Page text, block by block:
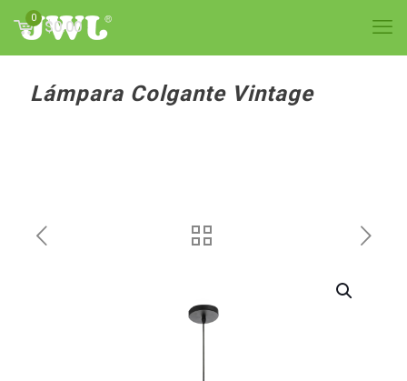
0
$0.00
Lámpara Colgante Vintage